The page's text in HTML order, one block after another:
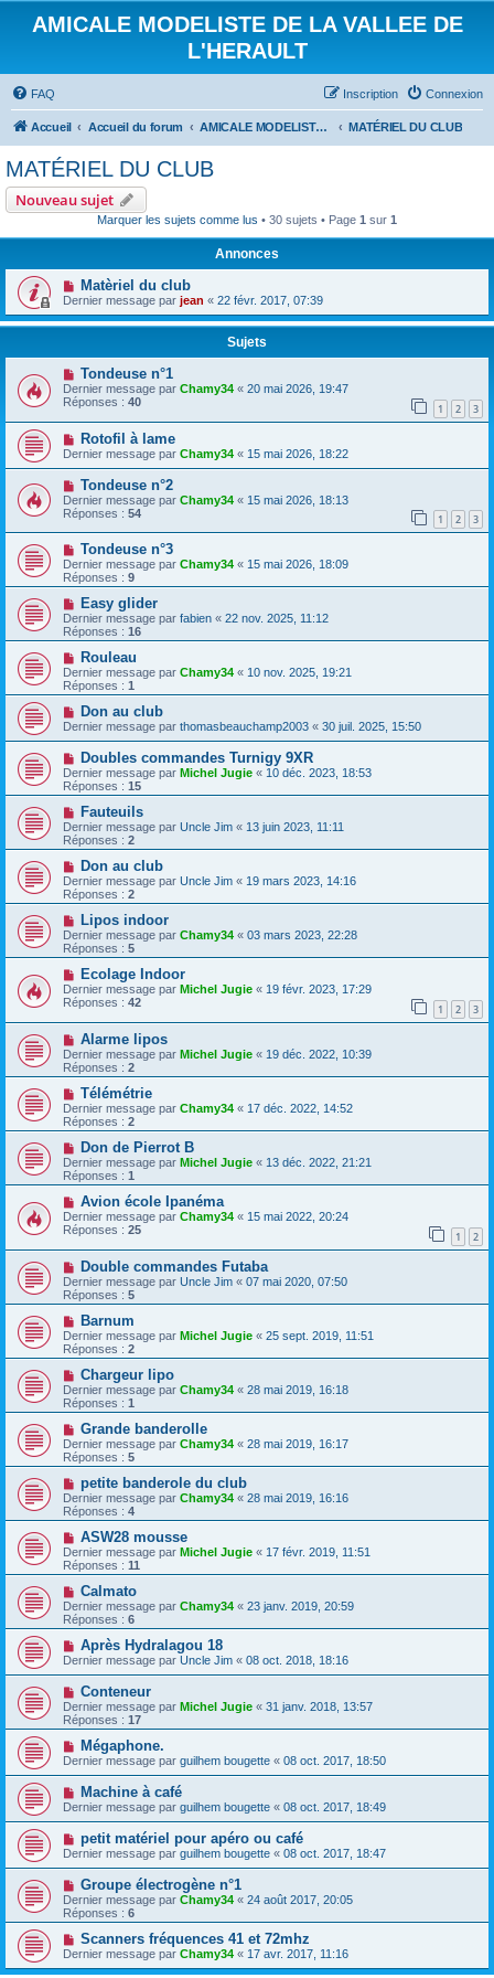
AMICALE MODELISTE DE LA VALLEE DE
L'HERAULT
FAQ Connexion
Inscription
Accueil Accueil du forum AMICALE MODELISTE DE LA VALLEE DE L'HERAULT MATÉRIEL DU CLUB
MATÉRIEL DU CLUB
Nouveau sujet
Marquer les sujets comme lus • 30 sujets • Page 1 sur 1
Annonces
Matèriel du club
Dernier message par jean « 22 févr. 2017, 07:39
Sujets
Tondeuse n°1
Dernier message par Chamy34 « 20 mai 2026, 19:47
Réponses : 40 1 2 3
Rotofil à lame
Dernier message par Chamy34 « 15 mai 2026, 18:22
Tondeuse n°2
Dernier message par Chamy34 « 15 mai 2026, 18:13
Réponses : 54 1 2 3
Tondeuse n°3
Dernier message par Chamy34 « 15 mai 2026, 18:09
Réponses : 9
Easy glider
Dernier message par fabien « 22 nov. 2025, 11:12
Réponses : 16
Rouleau
Dernier message par Chamy34 « 10 nov. 2025, 19:21
Réponses : 1
Don au club
Dernier message par thomasbeauchamp2003 « 30 juil. 2025, 15:50
Doubles commandes Turnigy 9XR
Dernier message par Michel Jugie « 10 déc. 2023, 18:53
Réponses : 15
Fauteuils
Dernier message par Uncle Jim « 13 juin 2023, 11:11
Réponses : 2
Don au club
Dernier message par Uncle Jim « 19 mars 2023, 14:16
Réponses : 2
Lipos indoor
Dernier message par Chamy34 « 03 mars 2023, 22:28
Réponses : 5
Ecolage Indoor
Dernier message par Michel Jugie « 19 févr. 2023, 17:29
Réponses : 42 1 2 3
Alarme lipos
Dernier message par Michel Jugie « 19 déc. 2022, 10:39
Réponses : 2
Télémétrie
Dernier message par Chamy34 « 17 déc. 2022, 14:52
Réponses : 2
Don de Pierrot B
Dernier message par Michel Jugie « 13 déc. 2022, 21:21
Réponses : 1
Avion école Ipanéma
Dernier message par Chamy34 « 15 mai 2022, 20:24
Réponses : 25 1 2
Double commandes Futaba
Dernier message par Uncle Jim « 07 mai 2020, 07:50
Réponses : 5
Barnum
Dernier message par Michel Jugie « 25 sept. 2019, 11:51
Réponses : 2
Chargeur lipo
Dernier message par Chamy34 « 28 mai 2019, 16:18
Réponses : 1
Grande banderolle
Dernier message par Chamy34 « 28 mai 2019, 16:17
Réponses : 5
petite banderole du club
Dernier message par Chamy34 « 28 mai 2019, 16:16
Réponses : 4
ASW28 mousse
Dernier message par Michel Jugie « 17 févr. 2019, 11:51
Réponses : 11
Calmato
Dernier message par Chamy34 « 23 janv. 2019, 20:59
Réponses : 6
Après Hydralagou 18
Dernier message par Uncle Jim « 08 oct. 2018, 18:16
Conteneur
Dernier message par Michel Jugie « 31 janv. 2018, 13:57
Réponses : 17
Mégaphone.
Dernier message par guilhem bougette « 08 oct. 2017, 18:50
Machine à café
Dernier message par guilhem bougette « 08 oct. 2017, 18:49
petit matériel pour apéro ou café
Dernier message par guilhem bougette « 08 oct. 2017, 18:47
Groupe électrogène n°1
Dernier message par Chamy34 « 24 août 2017, 20:05
Réponses : 6
Scanners fréquences 41 et 72mhz
Dernier message par Chamy34 « 17 avr. 2017, 11:16